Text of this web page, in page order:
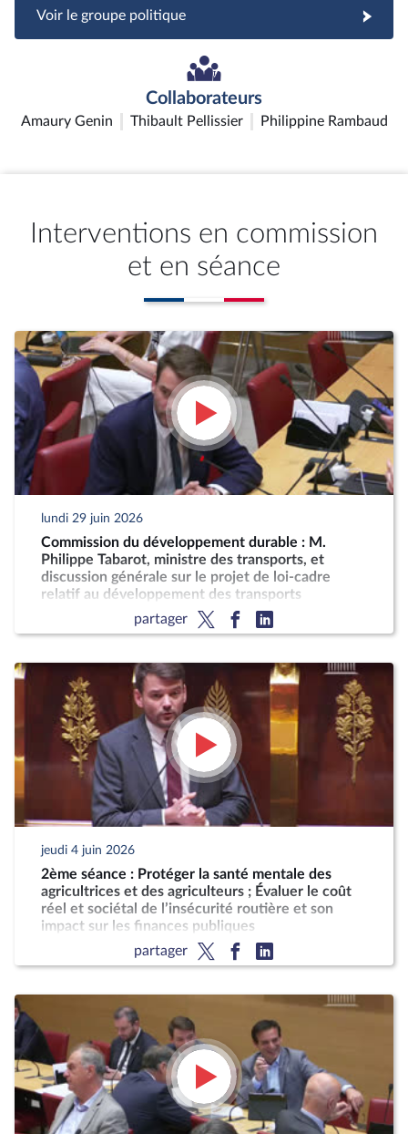
Voir le groupe politique
Collaborateurs
Amaury Genin Thibault Pellissier Philippine Rambaud
Interventions en commission
et en séance
lundi 29 juin 2026
Commission du développement durable : M.
Philippe Tabarot, ministre des transports, et
discussion générale sur le projet de loi-cadre
relatif au développement des transports
partager
jeudi 4 juin 2026
2ème séance : Protéger la santé mentale des
agricultrices et des agriculteurs ; Évaluer le coût
réel et sociétal de l’insécurité routière et son
impact sur les finances publiques
partager